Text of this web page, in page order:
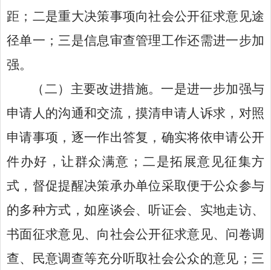
距；二是重大决策事项向社会公开征求意见途
径单一；三是信息审查管理工作还需进一步加
强。
（二） 主要改进措施。 一是进一步加强与
申请人的沟通和交流，摸清申请人诉求，对照
申请事项，逐一作出答复，确实将依申请公开
件办好，让群众满意；二是拓展意见征集方
式，督促提醒决策承办单位采取便于公众参与
的多种方式，如座谈会、听证会、实地走访、
书面征求意见、向社会公开征求意见、问卷调
查、民意调查等充分听取社会公众的意见；三